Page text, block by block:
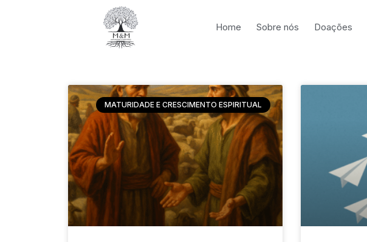
Home Sobre nós Doações
MATURIDADE E CRESCIMENTO ESPIRITUAL